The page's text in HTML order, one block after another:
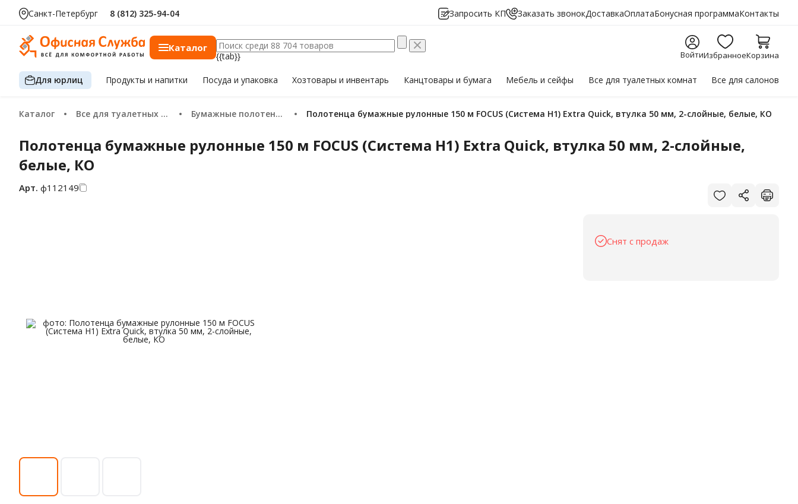
Санкт-Петербург 8 (812) 325-94-04 Запросить КП Заказать звонокДоставкаОплатаБонусная программаКонтакты
Каталог
{{tab}} ВойтиИзбранноеКорзина
Для юрлиц Продуктыи напитки Посуда и упаковка Хозтоварыи инвентарь Канцтовары и бумага Мебельи сейфы Все для туалетных комнат Все для салонов
Каталог Все для туалетных комнат Бумажные полотенца Полотенца бумажные рулонные 150 м FOCUS (Система H1) Extra Quick, втулка 50 мм, 2-слойные, белые, КО
Полотенца бумажные рулонные 150 м FOCUS (Система H1) Extra Quick, втулка 50 мм, 2-слойные,
белые, КО
Арт. ф112149
Снят с продаж